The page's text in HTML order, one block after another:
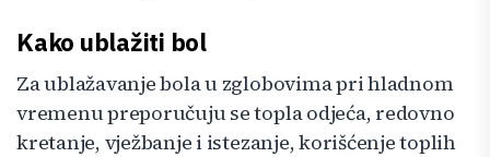
Kako ublažiti bol
Za ublažavanje bola u zglobovima pri hladnom
vremenu preporučuju se topla odjeća, redovno
kretanje, vježbanje i istezanje, korišćenje toplih